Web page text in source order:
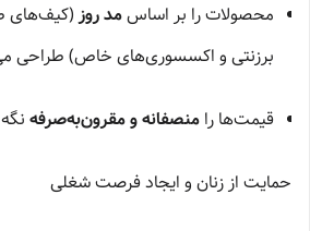
محصولات را بر اساسمد روز(کیف‌های
برزنتی و اکسسوری‌های خاص) طراحی
قیمت‌ها را منصفانه و مقرون‌به‌صرفه
حمایت از زنان و ایجاد فرصت شغلی